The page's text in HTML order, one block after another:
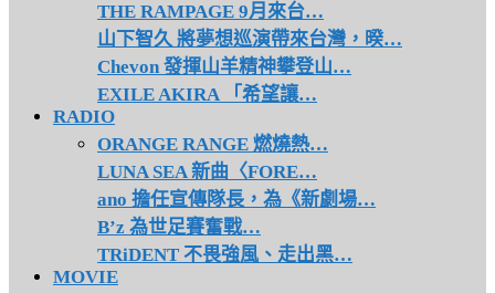
THE RAMPAGE 9月來台…
山下智久 將夢想巡演帶來台灣，暌…
Chevon 發揮山羊精神攀登山…
EXILE AKIRA 「希望讓…
RADIO
ORANGE RANGE 燃燒熱…
LUNA SEA 新曲〈FORE…
ano 擔任宣傳隊長，為《新劇場…
B’z 為世足賽奮戰…
TRiDENT 不畏強風、走出黑…
MOVIE